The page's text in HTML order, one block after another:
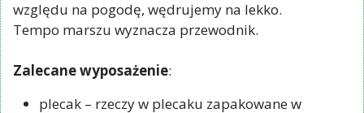
względu na pogodę, wędrujemy na lekko.
Tempo marszu wyznacza przewodnik.
Zalecane wyposażenie:
plecak – rzeczy w plecaku zapakowane w